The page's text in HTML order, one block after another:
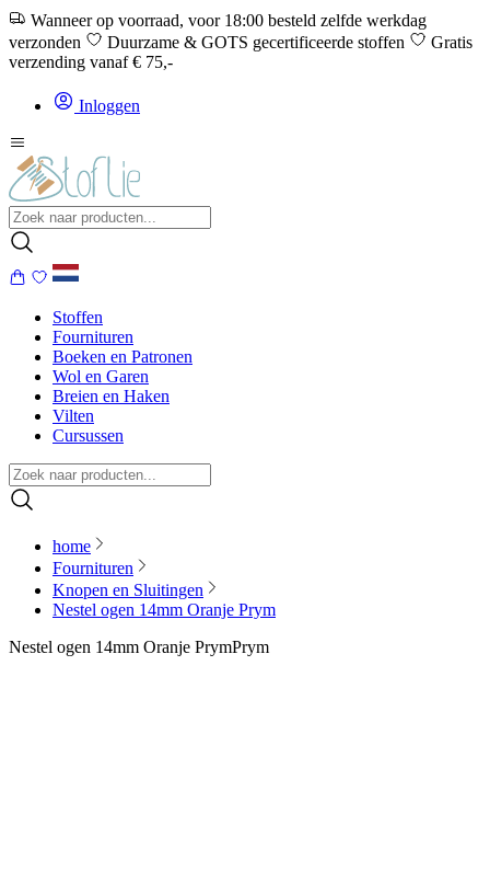
Wanneer op voorraad, voor 18:00 besteld zelfde werkdag
verzonden
Duurzame & GOTS gecertificeerde stoffen
Gratis
verzending vanaf € 75,-
Inloggen
Stoffen
Fournituren
Boeken en Patronen
Wol en Garen
Breien en Haken
Vilten
Cursussen
home
Fournituren
Knopen en Sluitingen
Nestel ogen 14mm Oranje Prym
Nestel ogen 14mm Oranje PrymPrym